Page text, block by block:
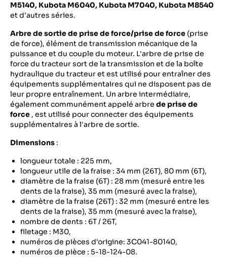
M5140, Kubota M6040, Kubota M7040, Kubota M8540
et d'autres séries.
Arbre de sortie de prise de force/prise de force (prise
de force), élément de transmission mécanique de la
puissance et du couple du moteur. L'arbre de prise de
force du tracteur sort de la transmission et de la boîte
hydraulique du tracteur et est utilisé pour entraîner des
équipements supplémentaires qui ne disposent pas de
leur propre entraînement. Un arbre intermédiaire,
également communément appelé arbre de prise de
force , est utilisé pour connecter des équipements
supplémentaires à l'arbre de sortie.
Dimensions :
longueur totale : 225 mm,
longueur utile de la fraise : 34 mm (26T), 80 mm (6T),
diamètre de la fraise (6T) : 28 mm (mesuré entre les
dents de la fraise), 35 mm (mesuré avec la fraise),
diamètre de la fraise (26T) : 32 mm (mesuré entre les
dents de la fraise), 35 mm (mesuré avec la fraise),
nombre de dents : 6T / 26T,
filetage : M30,
numéros de pièces d'origine: 3C041-80140,
numéros de pièce : 5-18-124-08.